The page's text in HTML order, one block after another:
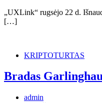
„UXLink“ rugsėjo 22 d.
[…]
KRIPTOTURTAS
Bradas
admin